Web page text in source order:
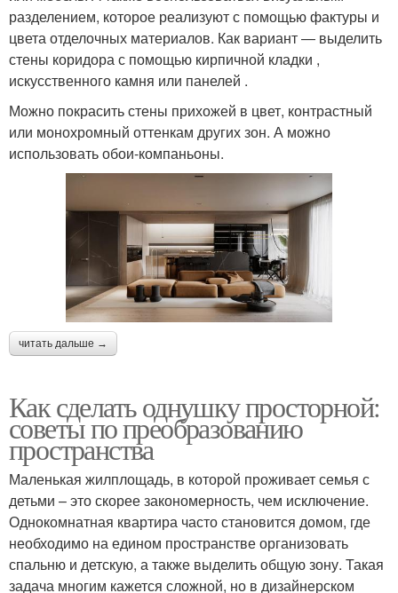
разделением, которое реализуют с помощью фактуры и
цвета отделочных материалов. Как вариант — выделить
стены коридора с помощью кирпичной кладки ,
искусственного камня или панелей .
Можно покрасить стены прихожей в цвет, контрастный
или монохромный оттенкам других зон. А можно
использовать обои-компаньоны.
читать дальше →
Как сделать однушку просторной:
советы по преобразованию
пространства
Маленькая жилплощадь, в которой проживает семья с
детьми – это скорее закономерность, чем исключение.
Однокомнатная квартира часто становится домом, где
необходимо на едином пространстве организовать
спальню и детскую, а также выделить общую зону. Такая
задача многим кажется сложной, но в дизайнерском